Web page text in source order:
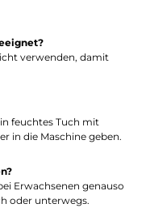
verwenden, damit
feuchtes Tuch mit
in die Maschine geben.
Erwachsenen genauso
oder unterwegs.